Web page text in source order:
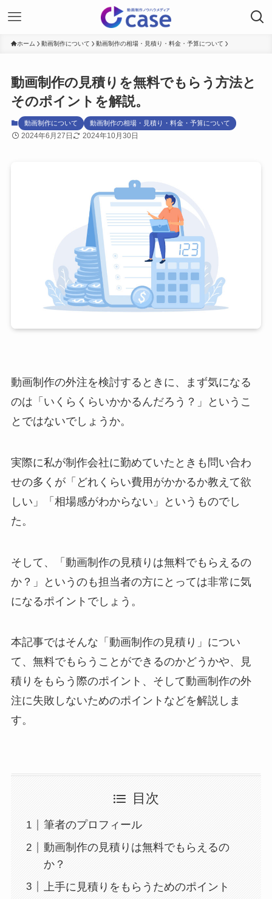
ホーム 動画制作について 動画制作の相場・見積り・料金・予算について
動画制作の見積りを無料でもらう方法と
そのポイントを解説。
動画制作について 動画制作の相場・見積り・料金・予算について
2024年6月27日 2024年10月30日
動画制作の外注を検討するときに、まず気になる
のは「いくらくらいかかるんだろう？」というこ
とではないでしょうか。
実際に私が制作会社に勤めていたときも問い合わ
せの多くが「どれくらい費用がかかるか教えて欲
しい」「相場感がわからない」というものでし
た。
そして、「動画制作の見積りは無料でもらえるの
か？」というのも担当者の方にとっては非常に気
になるポイントでしょう。
本記事ではそんな「動画制作の見積り」につい
て、無料でもらうことができるのかどうかや、見
積りをもらう際のポイント、そして動画制作の外
注に失敗しないためのポイントなどを解説しま
す。
目次
筆者のプロフィール
動画制作の見積りは無料でもらえるの
か？
上手に見積りをもらうためのポイント